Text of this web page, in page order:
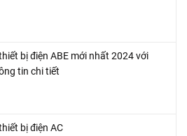
bị điện ABE mới nhất 2024 với
tin chi tiết
bị điện AC